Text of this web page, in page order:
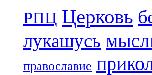
РПЦ Церковь
лукашусь
православие